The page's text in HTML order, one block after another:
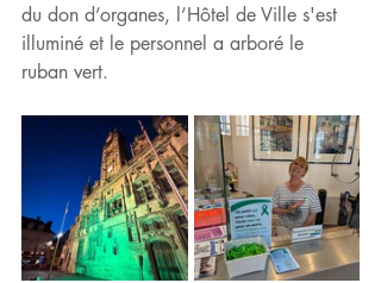
du don d’organes, l’Hôtel de Ville s'est
illuminé et le personnel a arboré le
ruban vert.